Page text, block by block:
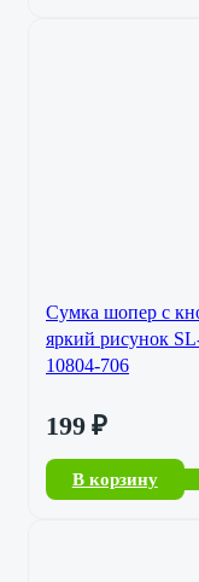
Сумка шопер с
яркий рисунок
10804-706
199 ₽
В корзину